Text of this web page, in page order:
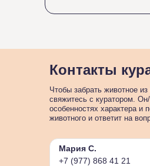
Контакты
Чтобы забрать животное
свяжитесь с куратором.
особенностях характера и
животного и ответит на
Мария С.
+7 (977) 868 41 21